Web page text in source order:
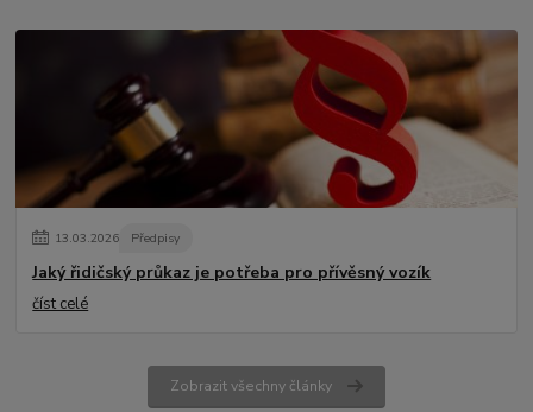
13.03.2026 Předpisy
Jaký řidičský průkaz je potřeba pro přívěsný vozík
číst celé
Zobrazit všechny články